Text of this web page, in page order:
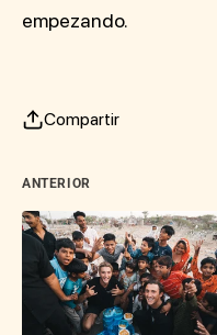
empezando.
Compartir
ANTERIOR